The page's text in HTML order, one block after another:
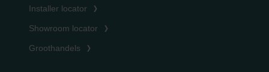
Installer locator
Showroom locator
Groothandels